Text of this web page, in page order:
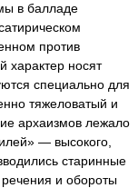
в балладе
против
характер носят
специально для
тяжеловатый и
архаизмов лежало
— высокого,
старинные
речения и обороты